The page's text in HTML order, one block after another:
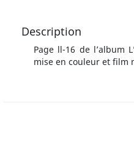
Description
Page ll-16 de l’album
mise en couleur et film